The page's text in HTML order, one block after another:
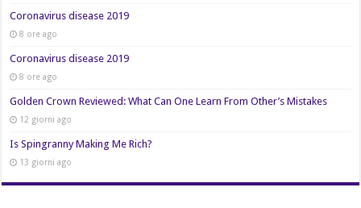
Coronavirus disease 2019
8 ore ago
Coronavirus disease 2019
8 ore ago
Golden Crown Reviewed: What Can One Learn From Other’s Mistakes
12 giorni ago
Is Spingranny Making Me Rich?
13 giorni ago